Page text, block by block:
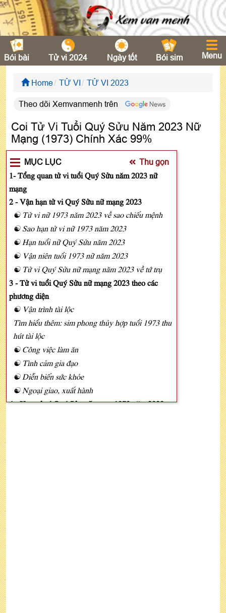
Bói bài Tử vi 2024 Ngày tốt Bói sim Menu
Home TỬ VI TỬ VI 2023
Theo dõi Xemvanmenh trên
Coi Tử Vi Tuổi Quý Sửu Năm 2023 Nữ
Mạng (1973) Chính Xác 99%
MỤC LỤC Thu gọn
1- Tổng quan tử vi tuổi Quý Sửu năm 2023 nữ
mạng
2 - Vận hạn tử vi Quý Sửu nữ mạng 2023
☯ Tử vi nữ 1973 năm 2023 về sao chiếu mệnh
☯ Sao hạn tử vi nữ 1973 năm 2023
☯ Hạn tuổi nữ Quý Sửu năm 2023
☯ Vận niên tuổi 1973 nữ năm 2023
☯ Tử vi Quý Sửu nữ mạng năm 2023 về tứ trụ
3 - Tử vi tuổi Quý Sửu nữ mạng 2023 theo các
phương diện
☯ Vận trình tài lộc
Tìm hiểu thêm: sim phong thủy hợp tuổi 1973 thu
hút tài lộc
☯ Công việc làm ăn
☯ Tình cảm gia đạo
☯ Diễn biến sức khỏe
☯ Ngoại giao, xuất hành
4 - Xem tử vi Quý Sửu nữ mạng 1973 năm 2023